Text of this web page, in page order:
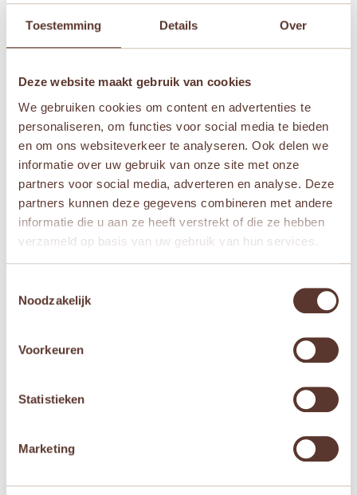
Toestemming Details Over
Deze website maakt gebruik van cookies
We gebruiken cookies om content en advertenties te
personaliseren, om functies voor social media te bieden
en om ons websiteverkeer te analyseren. Ook delen we
informatie over uw gebruik van onze site met onze
partners voor social media, adverteren en analyse. Deze
partners kunnen deze gegevens combineren met andere
informatie die u aan ze heeft verstrekt of die ze hebben
verzameld op basis van uw gebruik van hun services.
Noodzakelijk
Voorkeuren
Statistieken
Marketing
Naam*
E-mail*
Mijn naam, e-mail en site opslaan in deze
browser voor de volgende keer wanneer ik een
reactie plaats.
Gerelateerde producten